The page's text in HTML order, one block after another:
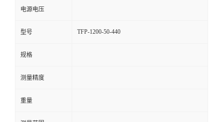
电源电压
型号 TFP-1200-50-440
规格
测量精度
重量